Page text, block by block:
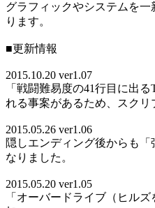
グラフィックやシステムを
ります。
■更新情報
2015.10.20 ver1.07
「戦闘難易度の41行目に出
れる事案があるため、スクリ
2015.05.26 ver1.06
隠しエンディング後からも
なりました。
2015.05.20 ver1.05
「オーバードライブ（ヒル